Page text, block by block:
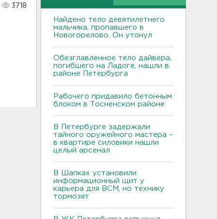
3718
Найдено тело девятилетнего
мальчика, пропавшего в
Новогорелово. Он утонул
Обезглавленное тело дайвера,
погибшего на Ладоге, нашли в
районе Петербурга
Рабочего придавило бетонным
блоком в Тосненском районе
В Петербурге задержали
тайного оружейного мастера –
в квартире силовики нашли
целый арсенал
В Шапках установили
информационный щит у
карьера для ВСМ, но технику
тормозят